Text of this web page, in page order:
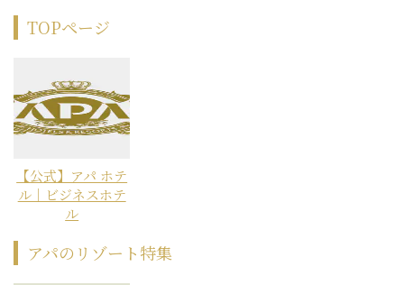
TOPページ
【公式】アパ ホテ
ル｜ビジネスホテ
ル
アパのリゾート特集